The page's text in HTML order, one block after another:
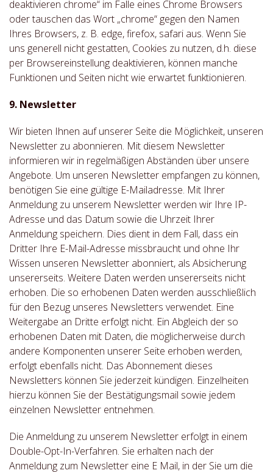
deaktivieren chrome“ im Falle eines Chrome Browsers
oder tauschen das Wort „chrome“ gegen den Namen
Ihres Browsers, z. B. edge, firefox, safari aus. Wenn Sie
uns generell nicht gestatten, Cookies zu nutzen, d.h. diese
per Browsereinstellung deaktivieren, können manche
Funktionen und Seiten nicht wie erwartet funktionieren.
9. Newsletter
Wir bieten Ihnen auf unserer Seite die Möglichkeit, unseren
Newsletter zu abonnieren. Mit diesem Newsletter
informieren wir in regelmäßigen Abständen über unsere
Angebote. Um unseren Newsletter empfangen zu können,
benötigen Sie eine gültige E-Mailadresse. Mit Ihrer
Anmeldung zu unserem Newsletter werden wir Ihre IP-
Adresse und das Datum sowie die Uhrzeit Ihrer
Anmeldung speichern. Dies dient in dem Fall, dass ein
Dritter Ihre E-Mail-Adresse missbraucht und ohne Ihr
Wissen unseren Newsletter abonniert, als Absicherung
unsererseits. Weitere Daten werden unsererseits nicht
erhoben. Die so erhobenen Daten werden ausschließlich
für den Bezug unseres Newsletters verwendet. Eine
Weitergabe an Dritte erfolgt nicht. Ein Abgleich der so
erhobenen Daten mit Daten, die möglicherweise durch
andere Komponenten unserer Seite erhoben werden,
erfolgt ebenfalls nicht. Das Abonnement dieses
Newsletters können Sie jederzeit kündigen. Einzelheiten
hierzu können Sie der Bestätigungsmail sowie jedem
einzelnen Newsletter entnehmen.
Die Anmeldung zu unserem Newsletter erfolgt in einem
Double-Opt-In-Verfahren. Sie erhalten nach der
Anmeldung zum Newsletter eine E Mail, in der Sie um die